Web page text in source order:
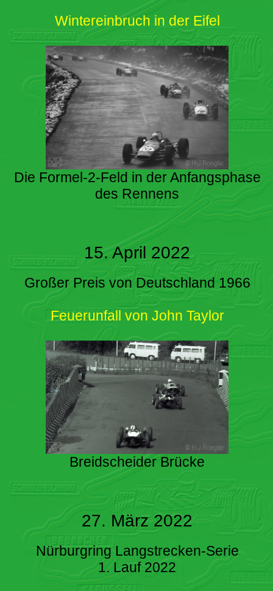
Wintereinbruch in der Eifel
Die Formel-2-Feld in der Anfangsphase
des Rennens
15. April 2022
Großer Preis von Deutschland 1966
Feuerunfall von John Taylor
Breidscheider Brücke
27. März 2022
Nürburgring Langstrecken-Serie
1. Lauf 2022